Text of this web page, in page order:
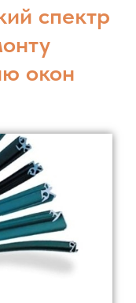
спектр
окон